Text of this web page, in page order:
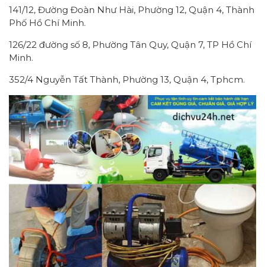
141/12, Đường Đoàn Như Hài, Phường 12, Quận 4, Thành
Phố Hồ Chí Minh.
126/22 đường số 8, Phường Tân Quy, Quận 7, TP Hồ Chí
Minh.
352/4 Nguyễn Tất Thành, Phường 13, Quận 4, Tphcm.